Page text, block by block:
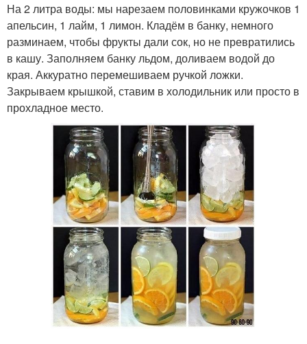
На 2 литра воды: мы нарезаем половинками кружочков 1
апельсин, 1 лайм, 1 лимон. Кладём в банку, немного
разминаем, чтобы фрукты дали сок, но не превратились
в кашу. Заполняем банку льдом, доливаем водой до
края. Аккуратно перемешиваем ручкой ложки.
Закрываем крышкой, ставим в холодильник или просто в
прохладное место.